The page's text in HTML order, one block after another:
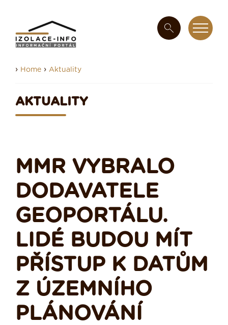
› Home › Aktuality
AKTUALITY
MMR VYBRALO
DODAVATELE
GEOPORTÁLU.
LIDÉ BUDOU MÍT
PŘÍSTUP K DATŮM
Z ÚZEMNÍHO
PLÁNOVÁNÍ